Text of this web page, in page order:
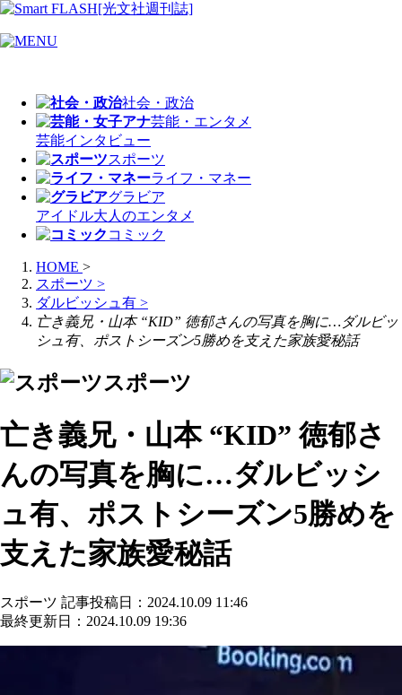
社会・政治
芸能・エンタメ
芸能インタビュー
スポーツ
ライフ・マネー
グラビア
アイドル大人のエンタメ
コミック
HOME >
スポーツ >
ダルビッシュ有 >
亡き義兄・山本 “KID” 徳郁さんの写真を胸に…ダルビッ
シュ有、ポストシーズン5勝めを支えた家族愛秘話
スポーツ
亡き義兄・山本 “KID” 徳郁さ
んの写真を胸に…ダルビッシ
ュ有、ポストシーズン5勝めを
支えた家族愛秘話
スポーツ 記事投稿日：2024.10.09 11:46
最終更新日：2024.10.09 19:36